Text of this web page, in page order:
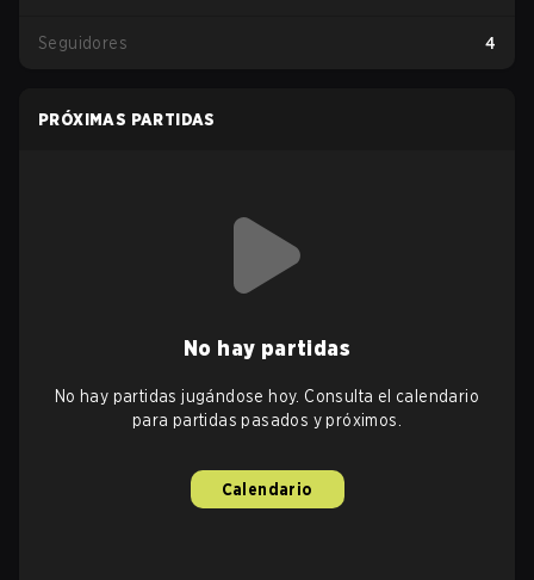
Seguidores 4
PRÓXIMAS PARTIDAS
No hay partidas
No hay partidas jugándose hoy. Consulta el calendario
para partidas pasados y próximos.
Calendario